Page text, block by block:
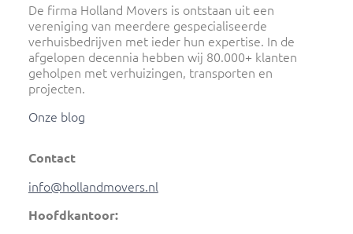
De firma Holland Movers is ontstaan uit een
vereniging van meerdere gespecialiseerde
verhuisbedrijven met ieder hun expertise. In de
afgelopen decennia hebben wij 80.000+ klanten
geholpen met verhuizingen, transporten en
projecten.
Onze blog
Contact
info@hollandmovers.nl
Hoofdkantoor: